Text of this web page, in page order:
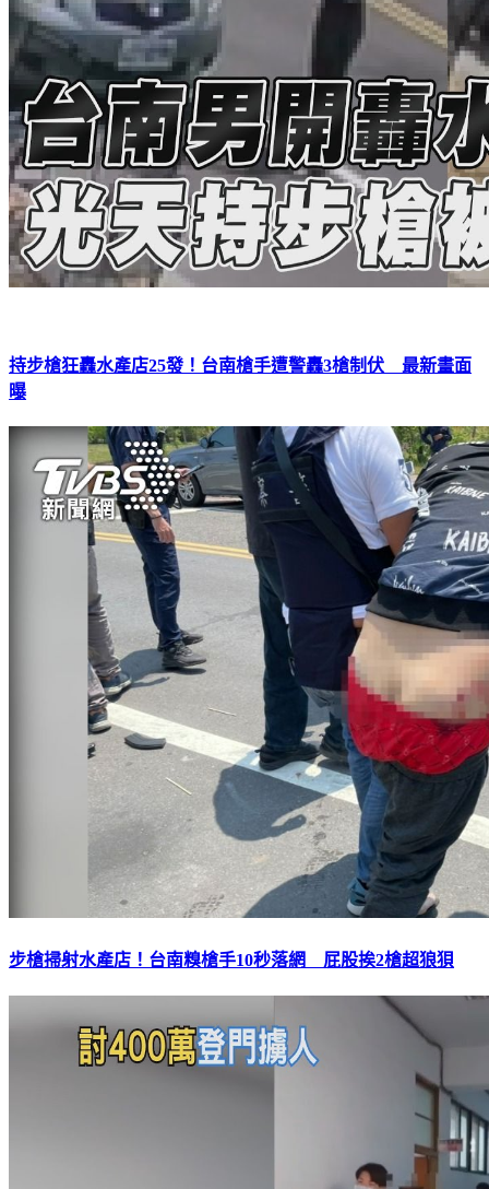
持步槍狂轟水產店25發！台南槍手遭警轟3槍制伏 最新畫面
曝
步槍掃射水產店！台南糗槍手10秒落網 屁股挨2槍超狼狽